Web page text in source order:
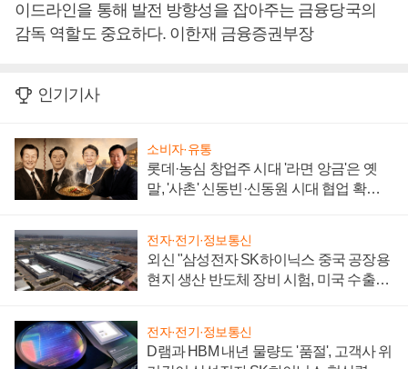
이드라인을 통해 발전 방향성을 잡아주는 금융당국의
감독 역할도 중요하다. 이한재 금융증권부장
인기기사
소비자·유통
롯데·농심 창업주 시대 '라면 앙금'은 옛
말, '사촌' 신동빈·신동원 시대 협업 확대
전자·전기·정보통신
외신 "삼성전자 SK하이닉스 중국 공장용
현지 생산 반도체 장비 시험, 미국 수출통
전자·전기·정보통신
D램과 HBM 내년 물량도 '품절', 고객사 위